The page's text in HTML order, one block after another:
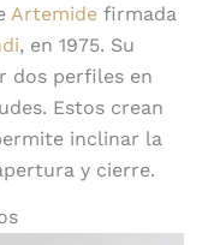
Artemide firmada
, en 1975. Su
dos perfiles en
Estos crean
inclinar la
y cierre.